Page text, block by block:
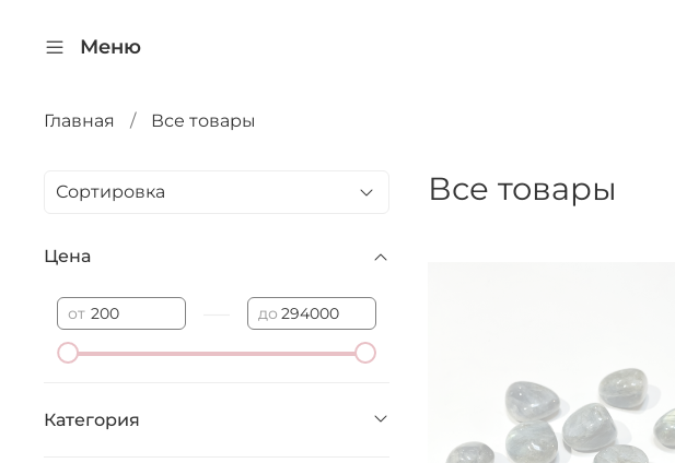
Меню
Главная Все товары
Все товары
Цена
от до
Категория